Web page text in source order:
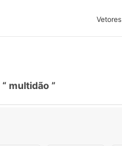
Vetores
multidão